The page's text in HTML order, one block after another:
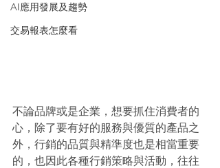
AI應用發展及趨勢
交易報表怎麼看
不論品牌或是企業，想要抓住消費者的
心，除了要有好的服務與優質的產品之
外，行銷的品質與精準度也是相當重要
的，也因此各種行銷策略與活動，往往